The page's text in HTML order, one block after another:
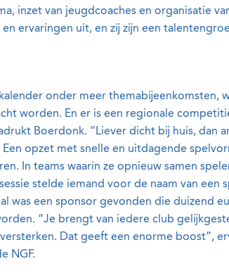
inzet van jeugdcoaches en organisatie
ervaringen uit, en zij zijn een
onder meer themabijeenkomsten,
worden. En er is een regionale
Boerdonk. “Liever dicht bij huis, dan
opzet met snelle en uitdagende
In teams waarin ze opnieuw samen
stelde iemand voor de naam van een
was een sponsor gevonden die duizend
“Je brengt van iedere club
Dat geeft een enorme boost”,
NGF.